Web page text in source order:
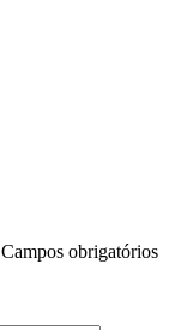
Campos obrigatórios